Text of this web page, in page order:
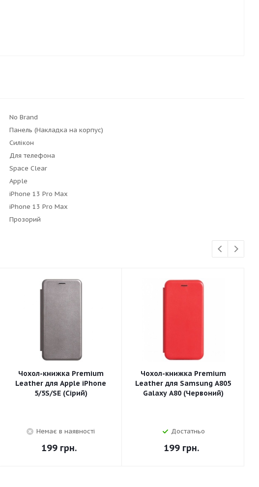
No Brand
Панель (Накладка на корпус)
Силікон
Для телефона
Space Clear
Apple
iPhone 13 Pro Max
iPhone 13 Pro Max
Прозорий
Чохол-книжка Premium
Leather для Apple iPhone
5/5S/SE (Сірий)
Немає в наявності
199 грн.
Чохол-книжка Premium
Leather для Samsung A805
Galaxy A80 (Червоний)
Достатньо
199 грн.